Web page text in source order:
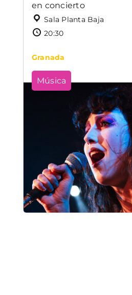
en concierto
Sala Planta Baja
20:30
Granada
Música